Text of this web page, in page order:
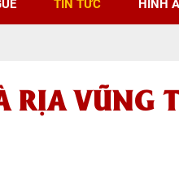
TIN TỨC HÌNH
RỊA VŨNG